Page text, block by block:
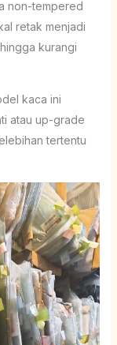
non-tempered
retak menjadi
kurangi
kaca ini
atau up-grade
tertentu